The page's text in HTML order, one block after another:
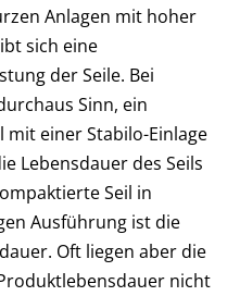
Anlagen mit hoher
sich eine
der Seile. Bei
Sinn, ein
mit einer Stabilo-Einlage
Lebensdauer des Seils
Seil in
Ausführung ist die
Oft liegen aber die
nicht